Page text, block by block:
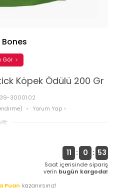
Köpek Ödülü 200 Gr
30001.02
Yorum Yap
Gör
11 : 0 : 53
Saat içerisinde sipariş
verin bugün kargoda!
Puan kazanırsınız!